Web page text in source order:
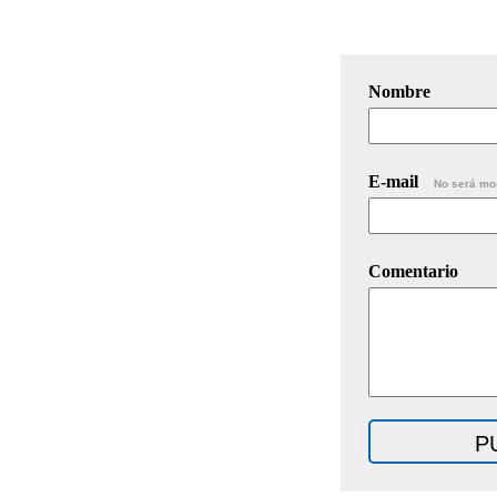
Nombre
E-mail No será
Comentario